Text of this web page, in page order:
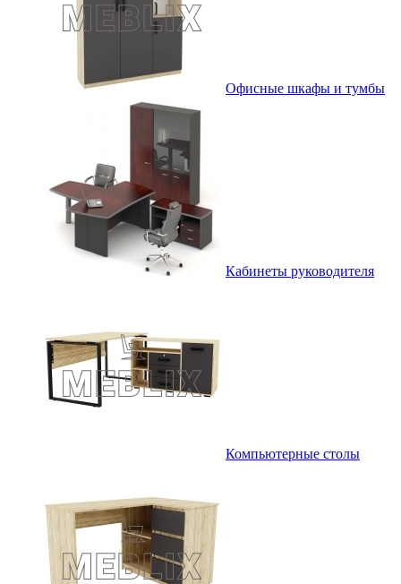
Офисные шкафы и тумбы
Кабинеты руководителя
Компьютерные столы